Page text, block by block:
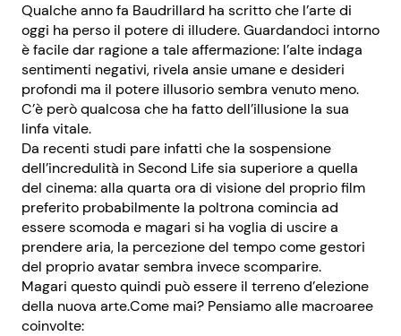
Qualche anno fa Baudrillard ha scritto che l’arte di
oggi ha perso il potere di illudere. Guardandoci intorno
è facile dar ragione a tale affermazione: l’alte indaga
sentimenti negativi, rivela ansie umane e desideri
profondi ma il potere illusorio sembra venuto meno.
C’è però qualcosa che ha fatto dell’illusione la sua
linfa vitale.
Da recenti studi pare infatti che la sospensione
dell’incredulità in Second Life sia superiore a quella
del cinema: alla quarta ora di visione del proprio film
preferito probabilmente la poltrona comincia ad
essere scomoda e magari si ha voglia di uscire a
prendere aria, la percezione del tempo come gestori
del proprio avatar sembra invece scomparire.
Magari questo quindi può essere il terreno d’elezione
della nuova arte.Come mai? Pensiamo alle macroaree
coinvolte: